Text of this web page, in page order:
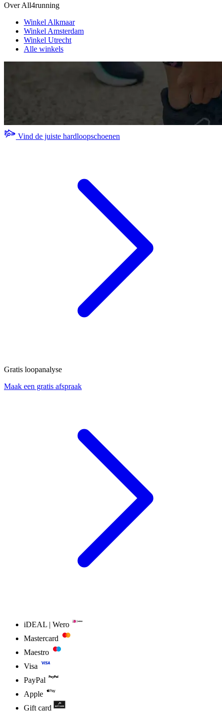
Over All4running
Winkel Alkmaar
Winkel Amsterdam
Winkel Utrecht
Alle winkels
Vind de juiste hardloopschoenen
Gratis loopanalyse
Maak een gratis afspraak
iDEAL | Wero
Mastercard
Maestro
Visa
PayPal
Apple
Gift card